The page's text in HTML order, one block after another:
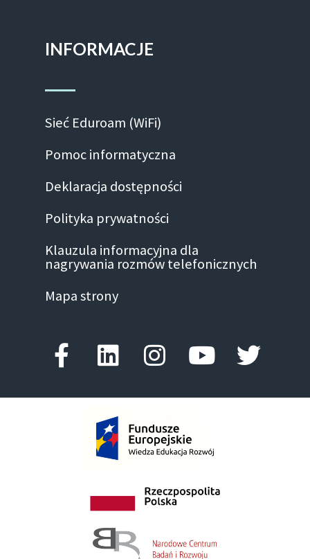
INFORMACJE
Sieć Eduroam (WiFi)
Pomoc informatyczna
Deklaracja dostępności
Polityka prywatności
Klauzula informacyjna dla
nagrywania rozmów telefonicznych
Mapa strony
Facebook-f
LinkedinInstagram
Youtube